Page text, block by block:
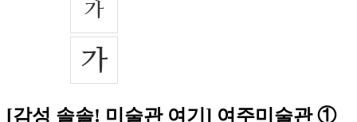
[감성 솔솔! 미술관 여기] 여주미술관 ①